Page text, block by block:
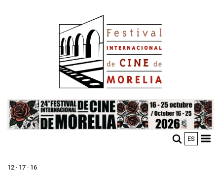
Image
ES
12 · 17 · 16